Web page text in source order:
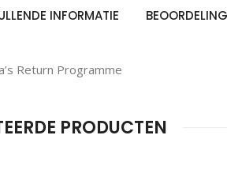
INFORMATIE
Return Programme
PRODUCTEN